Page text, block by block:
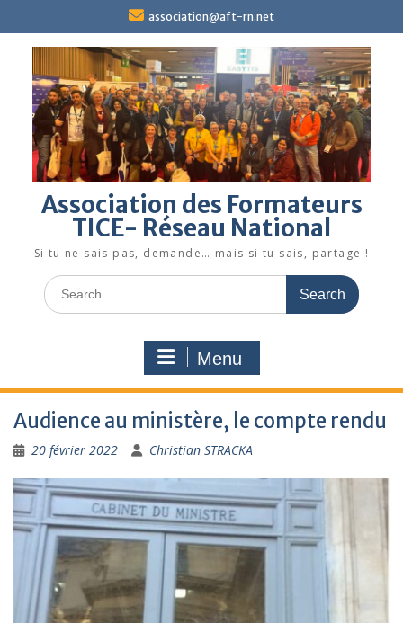
content
association@aft-rn.net
Association des Formateurs
TICE- Réseau National
Si tu ne sais pas, demande… mais si tu sais, partage !
Search
for:
Menu
Audience au ministère, le compte rendu
20 février 2022 Christian STRACKA